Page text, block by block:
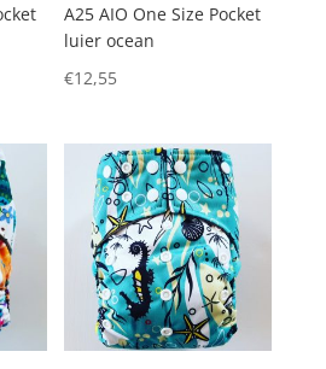
A25 AIO One Size Pocket
luier ocean
€12,55